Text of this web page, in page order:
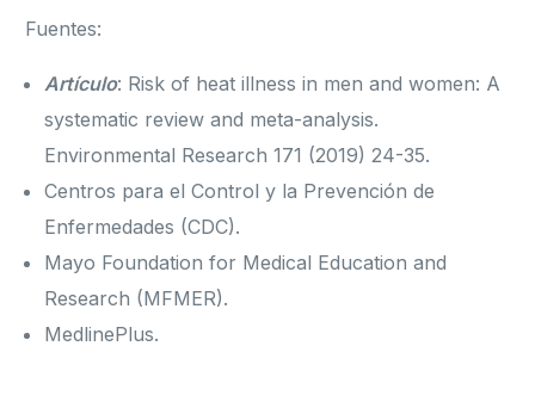
Fuentes:
Artículo: Risk of heat illness in men and women: A
systematic review and meta-analysis.
Environmental Research 171 (2019) 24-35.
Centros para el Control y la Prevención de
Enfermedades (CDC).
Mayo Foundation for Medical Education and
Research (MFMER).
MedlinePlus.